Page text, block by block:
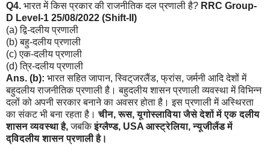
Q4. भारत में किस प्रकार की राजनीतिक दल प्रणाली है? RRC Group-
D Level-1 25/08/2022 (Shift-II)
(a) द्वि-दलीय प्रणाली
(b) बहु-दलीय प्रणाली
(c) एक-दलीय प्रणाली
(d) त्रि-दलीय प्रणाली
Ans. (b): भारत सहित जापान, स्विट्‌जरलैंड, फ्रांस, जर्मनी आदि देशों में
बहुदलीय राजनीतिक प्रणाली है। बहुदलीय शासन प्रणाली व्यवस्था में विभिन्न
दलों को अपनी सरकार बनाने का अवसर होता है। इस प्रणाली में अस्थिरता
का संकट भी बना रहता है।चीन, रूस, यूगोस्लाविया जैसे देशों में एक दलीय
शासन व्यवस्था है,जबकिइंग्लैण्ड, USA आस्ट्रेलिया, न्यूजीलैंड में
द्विदलीय शासन प्रणाली है।